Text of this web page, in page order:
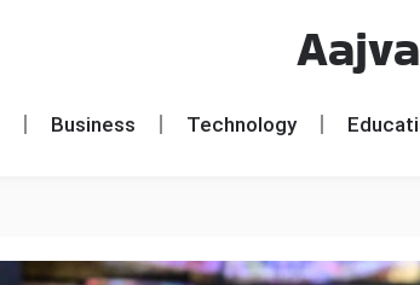
Business Technology